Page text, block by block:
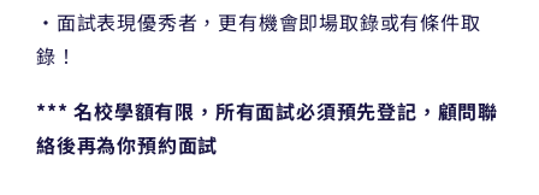
・面試表現優秀者，更有機會即場取錄或有條件取
錄！
*** 名校學額有限，所有面試必須預先登記，顧問聯
絡後再為你預約面試